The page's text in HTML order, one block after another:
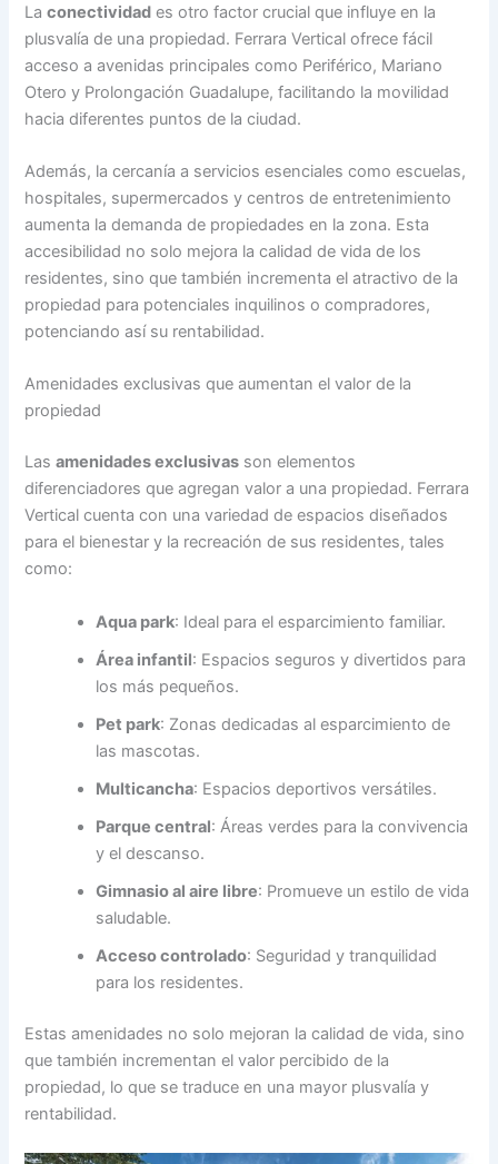
Laconectividad es otro factor crucial que influye en la
plusvalía de una propiedad. Ferrara Vertical ofrece fácil
acceso a avenidas principales como Periférico, Mariano
Otero y Prolongación Guadalupe, facilitando la movilidad
hacia diferentes puntos de la ciudad.
Además, la cercanía a servicios esenciales como escuelas,
hospitales, supermercados y centros de entretenimiento
aumenta la demanda de propiedades en la zona. Esta
accesibilidad no solo mejora la calidad de vida de los
residentes, sino que también incrementa el atractivo de la
propiedad para potenciales inquilinos o compradores,
potenciando así su rentabilidad.
Amenidades exclusivas que aumentan el valor de la
propiedad
Lasamenidades exclusivas son elementos
diferenciadores que agregan valor a una propiedad. Ferrara
Vertical cuenta con una variedad de espacios diseñados
para el bienestar y la recreación de sus residentes, tales
como:
Aqua park: Ideal para el esparcimiento familiar.
Área infantil: Espacios seguros y divertidos para
los más pequeños.
Pet park: Zonas dedicadas al esparcimiento de
las mascotas.
Multicancha: Espacios deportivos versátiles.
Parque central: Áreas verdes para la convivencia
y el descanso.
Gimnasio al aire libre: Promueve un estilo de vida
saludable.
Acceso controlado: Seguridad y tranquilidad
para los residentes.
Estas amenidades no solo mejoran la calidad de vida, sino
que también incrementan el valor percibido de la
propiedad, lo que se traduce en una mayor plusvalía y
rentabilidad.